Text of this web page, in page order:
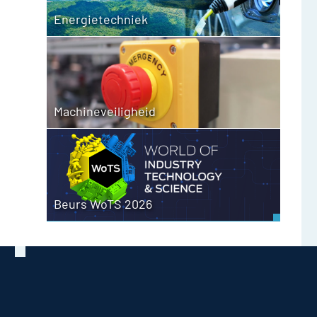
Energietechniek
Machineveiligheid
Beurs WoTS 2026